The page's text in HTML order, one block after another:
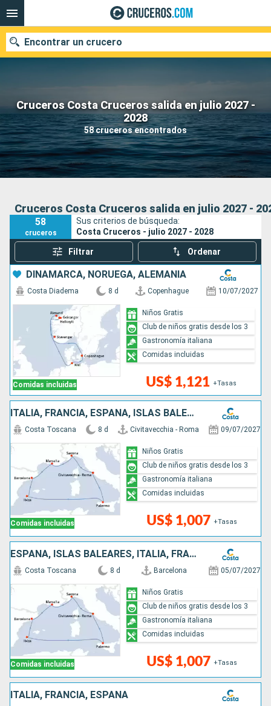
Cruceros Costa Cruceros salida en julio 2027 -
2028
58 cruceros encontrados
Encontrar un crucero
Nuestros destinos
Fecha de salida
Puertos Compañías
Cruceros Costa Cruceros salida en julio 2027 -
58
cruceros
Sus criterios de búsqueda:
Costa Cruceros - julio 2027 - 2028
Filtrar Ordenar
DINAMARCA, NORUEGA, ALEMANIA
Comidas incluidas
Costa Diadema 8 d Copenhague 10/07/2027
US$ 1,121 +Tasas
Niños Gratis
Club de niños gratis desde los 3
Gastronomía italiana
Comidas incluidas
ITALIA, FRANCIA, ESPAÑA, ISLAS BALEARES
Comidas incluidas
Costa Toscana 8 d Civitavecchia - Roma 09/07/2027
US$ 1,007 +Tasas
Niños Gratis
Club de niños gratis desde los 3
Gastronomía italiana
Comidas incluidas
ESPAÑA, ISLAS BALEARES, ITALIA, FRANCIA
Comidas incluidas
Costa Toscana 8 d Barcelona 05/07/2027
US$ 1,007 +Tasas
Niños Gratis
Club de niños gratis desde los 3
Gastronomía italiana
Comidas incluidas
ITALIA, FRANCIA, ESPAÑA